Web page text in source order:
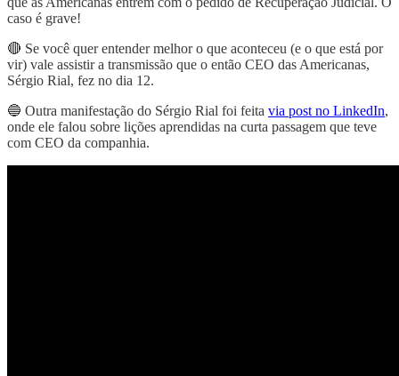
caso é grave!
🔴 Se você quer entender melhor o que aconteceu (e o que está por
vir) vale assistir a transmissão que o então CEO das Americanas,
Sérgio Rial, fez no dia 12.
🔵 Outra manifestação do Sérgio Rial foi feita via post no LinkedIn,
onde ele falou sobre lições aprendidas na curta passagem que teve
com CEO da companhia.